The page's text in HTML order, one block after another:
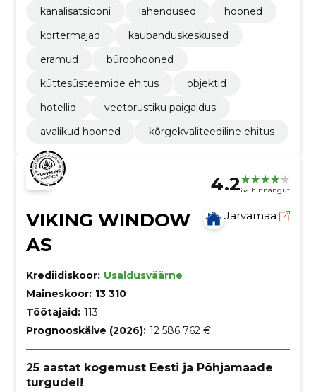
kanalisatsiooni
lahendused
hooned
kortermajad
kaubanduskeskused
eramud
büroohooned
küttesüsteemide ehitus
objektid
hotellid
veetorustiku paigaldus
avalikud hooned
kõrgekvaliteediline ehitus
4.262 hinnangut
VIKING WINDOW
AS
Järvamaa
Krediidiskoor: Usaldusväärne
Maineskoor: 13 310
Töötajaid: 113
Prognooskäive (2026): 12 586 762 €
25 aastat kogemust Eesti ja Põhjamaade
turgudel!